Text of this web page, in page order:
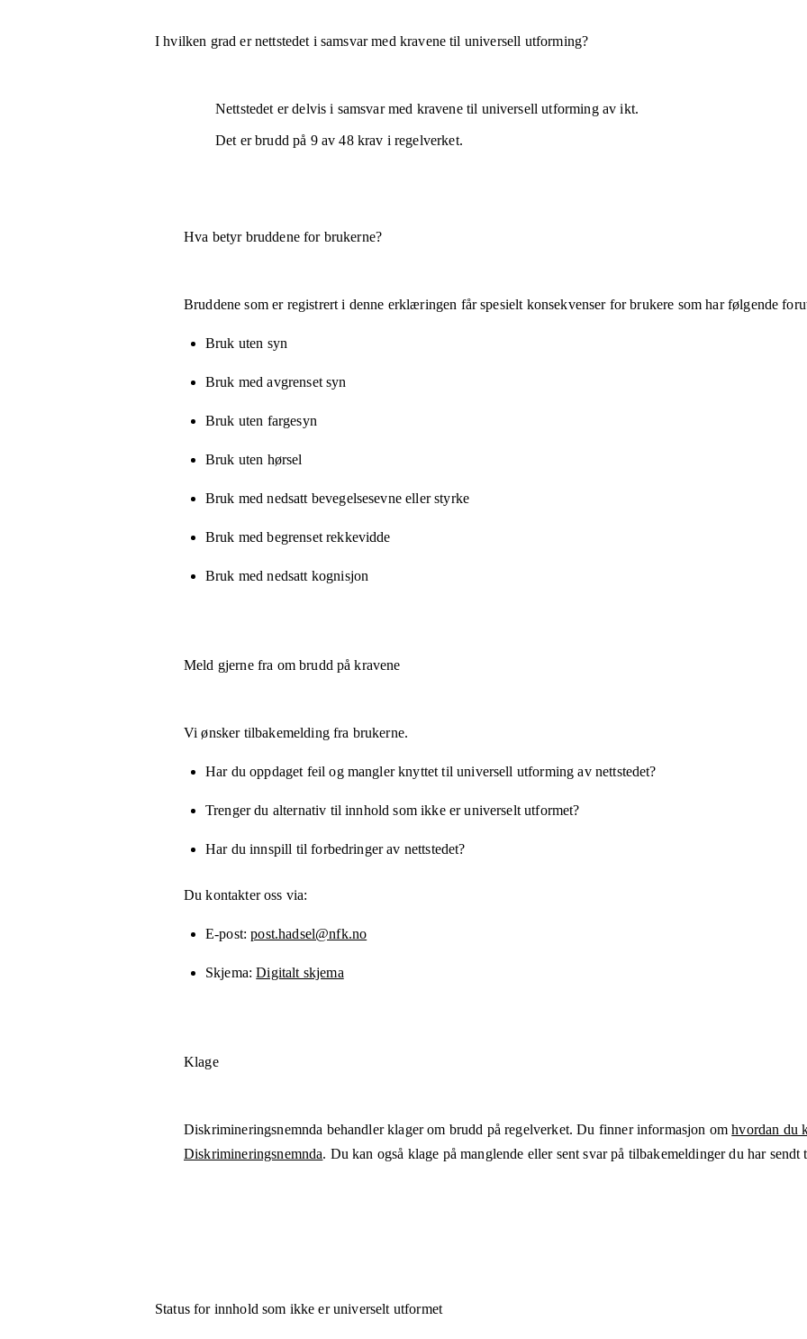
I hvilken grad er nettstedet i samsvar med kravene til universell utforming?
Nettstedet erdelvis i samsvarmed kravene til universell utforming av ikt.
Det er brudd på 9av48krav i regelverket.
Hva betyr bruddene for brukerne?
Bruddene som er registrert i denne erklæringen får spesielt konsekvenser for brukere som har følgende
Bruk uten syn
Bruk med avgrenset syn
Bruk uten fargesyn
Bruk uten hørsel
Bruk med nedsatt bevegelsesevne eller styrke
Bruk med begrenset rekkevidde
Bruk med nedsatt kognisjon
Meld gjerne fra om brudd på kravene
Vi ønsker tilbakemelding fra brukerne.
Har du oppdaget feil og mangler knyttet til universell utforming av nettstedet?
Trenger du alternativ til innhold som ikke er universelt utformet?
Har du innspill til forbedringer av nettstedet?
Du kontakter oss via:
E-post post.hadsel@nfk.no
Skjema Digitalt skjema
Klage
Diskrimineringsnemnda behandler klager om brudd på regelverket. Du finner informasjon omhvordan du
Diskrimineringsnemnda. Du kan også klage på manglende eller sent svar på tilbakemeldinger du har sendt
Status for innhold som ikke er universelt utformet